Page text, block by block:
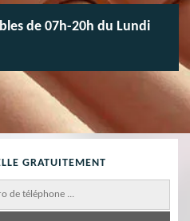
de 07h-20h du Lundi
GRATUITEMENT